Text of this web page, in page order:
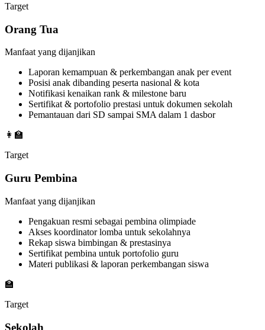
Target
Orang Tua
Manfaat yang dijanjikan
Laporan kemampuan & perkembangan anak per event
Posisi anak dibanding peserta nasional & kota
Notifikasi kenaikan rank & milestone baru
Sertifikat & portofolio prestasi untuk dokumen sekolah
Pemantauan dari SD sampai SMA dalam 1 dasbor
👩‍🏫
Target
Guru Pembina
Manfaat yang dijanjikan
Pengakuan resmi sebagai pembina olimpiade
Akses koordinator lomba untuk sekolahnya
Rekap siswa bimbingan & prestasinya
Sertifikat pembina untuk portofolio guru
Materi publikasi & laporan perkembangan siswa
🏫
Target
Sekolah